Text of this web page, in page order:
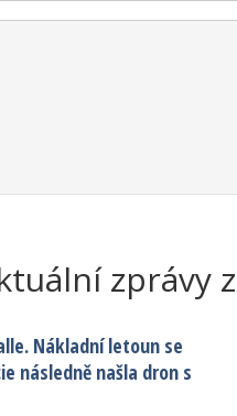
zprávy
Nákladní letoun se
následně našla dron s